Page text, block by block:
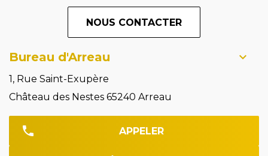
NOUS CONTACTER
Bureau d'Arreau
1, Rue Saint-Exupère
Château des Nestes 65240 Arreau
APPELER